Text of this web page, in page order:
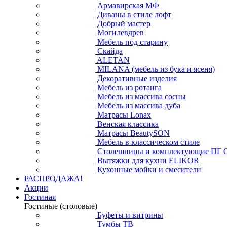
Армавирская МФ
Диваны в стиле лофт
Добрый мастер
Могилевдрев
Мебель под старину
Скайда
ALETAN
MILANA (мебель из бука и ясеня)
Декоративные изделия
Мебель из ротанга
Мебель из массива сосны
Мебель из массива дуба
Матрасы Lonax
Венская классика
Матрасы BeautySON
Мебель в классическом стиле
Столешницы и комплектующие ПГ
Вытяжки для кухни ELIKOR
Кухонные мойки и смесители
РАСПРОДАЖА!
Акции
Гостиная
Гостиные (столовые)
Буфеты и витрины
Тумбы ТВ